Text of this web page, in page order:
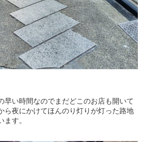
早い時間なのでまだどこのお店も開いて
ら夜にかけてほんのり灯りが灯った路地
す。